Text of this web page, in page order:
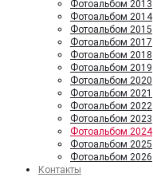
Фотоальбом 2013
Фотоальбом 2014
Фотоальбом 2015
Фотоальбом 2017
Фотоальбом 2018
Фотоальбом 2019
Фотоальбом 2020
Фотоальбом 2021
Фотоальбом 2022
Фотоальбом 2023
Фотоальбом 2024
Фотоальбом 2025
Фотоальбом 2026
Контакты